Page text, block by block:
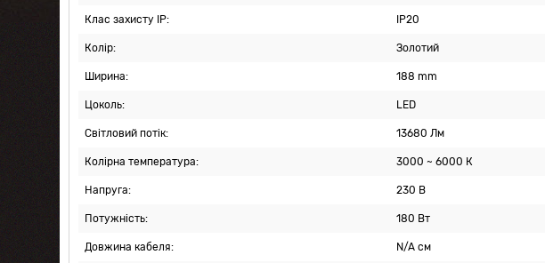
Клас захисту IP: IP20
Колір: Золотий
Ширина: 188 mm
Цоколь: LED
Світловий потік: 13680 Лм
Колірна температура: 3000 ~ 6000 К
Напруга: 230 В
Потужність: 180 Вт
Довжина кабеля: N/A см